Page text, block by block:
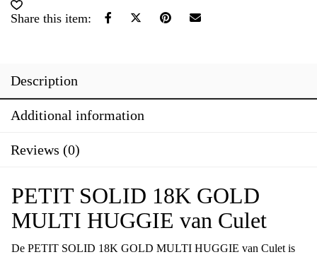
multi
quantity
Share this item:
Description
Additional information
Reviews (0)
PETIT SOLID 18K GOLD
MULTI HUGGIE van Culet
De PETIT SOLID 18K GOLD MULTI HUGGIE van Culet is